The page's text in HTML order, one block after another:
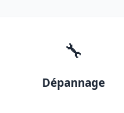
🔧
Dépannage